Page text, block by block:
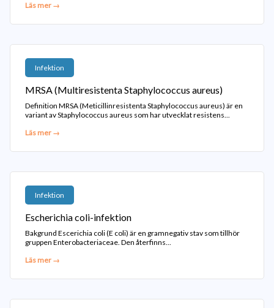
Läs mer →
Infektion
MRSA (Multiresistenta Staphylococcus aureus)
Definition MRSA (Meticillinresistenta Staphylococcus aureus) är en
variant av Staphylococcus aureus som har utvecklat resistens...
Läs mer →
Infektion
Escherichia coli-infektion
Bakgrund Escerichia coli (E coli) är en gramnegativ stav som tillhör
gruppen Enterobacteriaceae. Den återfinns...
Läs mer →